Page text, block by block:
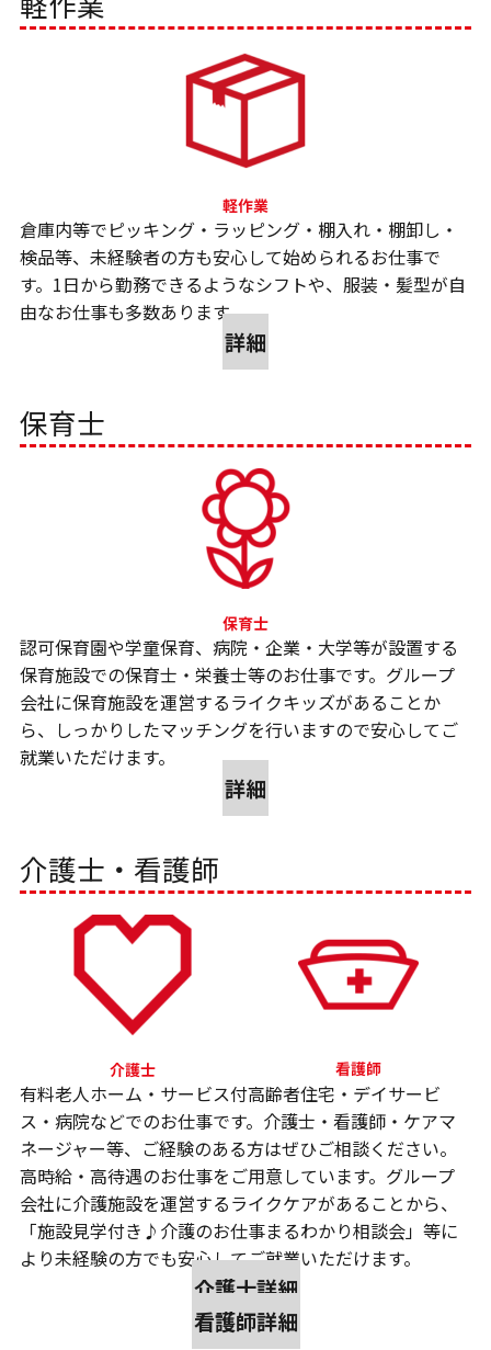
倉庫内等でピッキング・ラッピング・棚入れ・棚卸し・
検品等、未経験者の方も安心して始められるお仕事で
す。1日から勤務できるようなシフトや、服装・髪型が自
由なお仕事も多数あります。
詳細
保育士
認可保育園や学童保育、病院・企業・大学等が設置する
保育施設での保育士・栄養士等のお仕事です。グループ
会社に保育施設を運営するライクキッズがあることか
ら、しっかりしたマッチングを行いますので安心してご
就業いただけます。
詳細
介護士・看護師
有料老人ホーム・サービス付高齢者住宅・デイサービ
ス・病院などでのお仕事です。介護士・看護師・ケアマ
ネージャー等、ご経験のある方はぜひご相談ください。
高時給・高待遇のお仕事をご用意しています。グループ
会社に介護施設を運営するライクケアがあることから、
「施設見学付き♪介護のお仕事まるわかり相談会」等に
より未経験の方でも安心してご就業いただけます。
介護士詳細
看護師詳細